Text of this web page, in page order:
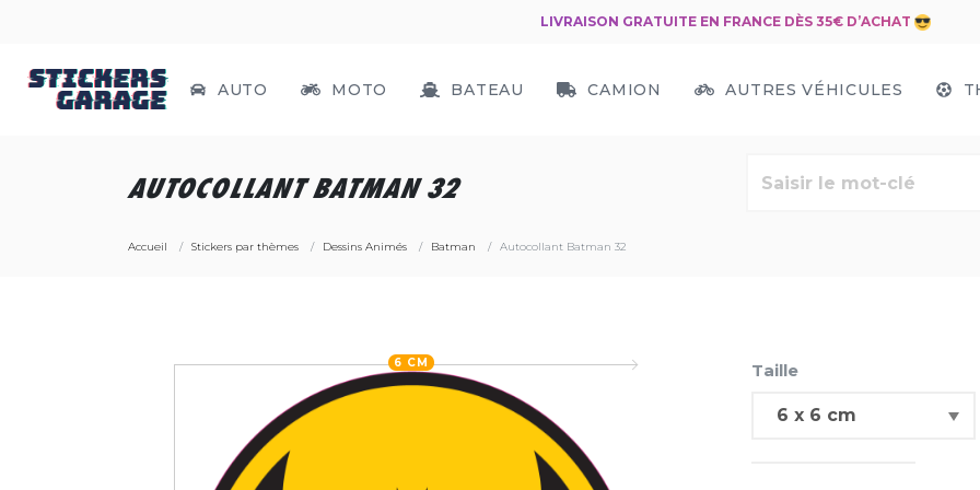
LIVRAISON GRATUITE EN FRANCE DÈS 35€ D’ACHAT
AUTO MOTO BATEAU CAMION AUTRES VÉHICULES
AUTOCOLLANT BATMAN 32
Accueil Stickers par thèmes Dessins Animés Batman Autocollant Batman 32
6 CM Taille